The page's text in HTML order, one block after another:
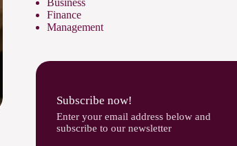
Business
Finance
Management
Subscribe now!
Enter your email address below and
subscribe to our newsletter